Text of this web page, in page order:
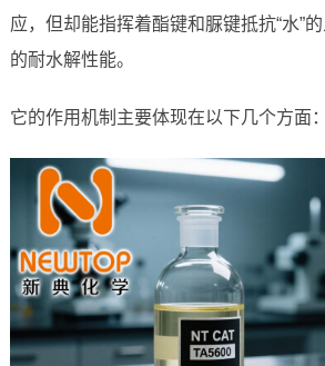
应，但却能指挥着酯键和脲键抵抗“水”
的耐水解性能。
它的作用机制主要体现在以下几个方面：